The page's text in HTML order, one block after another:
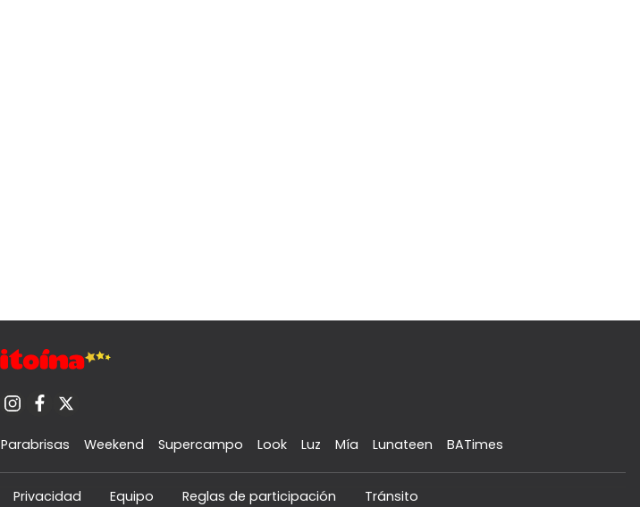
Parabrisas Weekend Supercampo Look Luz Mía Lunateen BATimes
Privacidad Equipo Reglas de participación Tránsito